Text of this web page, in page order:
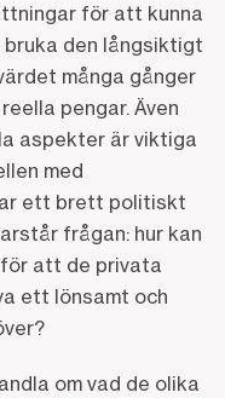
för att kunna
bruka den långsiktigt
många gånger
pengar. Även
aspekter är viktiga
med
ett brett politiskt
frågan: hur kan
att de privata
ett lönsamt och
om vad de olika